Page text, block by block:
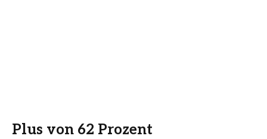
Plus von 62 Prozent